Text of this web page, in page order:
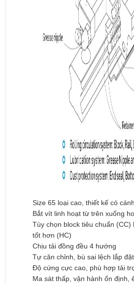
Size 65 loại cao, thiết kế có
Bắt vít linh hoạt từ trên xuống
Tùy chọn block tiêu chuẩn (CC)
tốt hơn (HC)
Chịu tải đồng đều 4 hướng
Tự căn chỉnh, bù sai lệch lắp đặt
Độ cứng cực cao, phù hợp tải
Ma sát thấp, vận hành ổn định,